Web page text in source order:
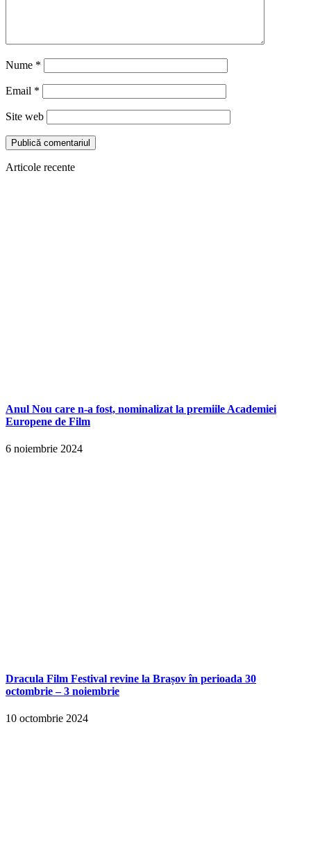
Nume *
Email *
Site web
Articole recente
Anul Nou care n-a fost, nominalizat la premiile Academiei
Europene de Film
6 noiembrie 2024
Dracula Film Festival revine la Brașov în perioada 30
octombrie – 3 noiembrie
10 octombrie 2024